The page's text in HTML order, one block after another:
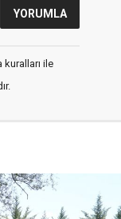
kuralları ile